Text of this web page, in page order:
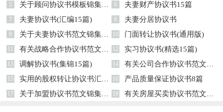
5 关于顾问协议书模板锦集六篇 6 夫妻财产协议书15篇
7 夫妻协议书(汇编15篇) 8 夫妻分居协议书
9 关于夫妻协议书范文锦集七篇 10 门面转让协议书(通用版)
11 有关战略合作协议书范文汇总五篇 12 实习协议书(精选15篇)
13 调解协议书(集锦15篇) 14 有关公司合作协议书范文汇总十篇
15 实用的股权转让协议书汇编10篇 16 产品质量保证协议书8篇
17 关于加盟协议书范文锦集九篇 18 有关房屋买卖协议书范文集合5篇